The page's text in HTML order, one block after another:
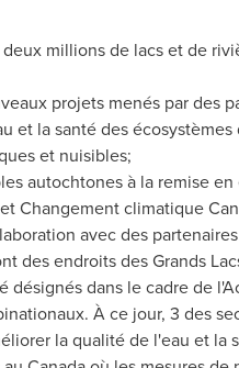
millions de lacs et de
projets menés par des
et la santé des
et nuisibles;
autochtones à la remise
Changement climatique
avec des
des endroits des Grands
dans le cadre de
À ce jour, 3 des
la qualité de l'eau et la